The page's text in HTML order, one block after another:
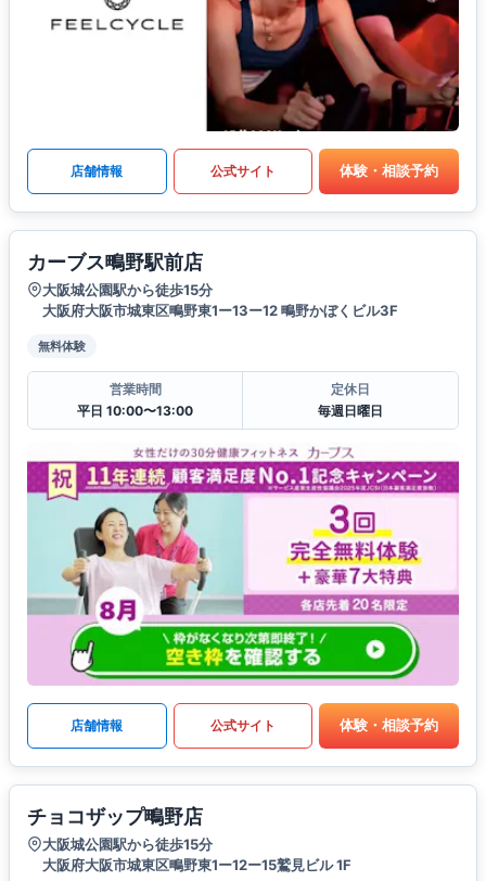
店舗情報 公式サイト 体験・相談予約
カーブス鴫野駅前店
大阪城公園駅から徒歩15分
大阪府大阪市城東区鴫野東1ー13ー12 鴫野かぼくビル3F
無料体験
営業時間
平日 10:00〜13:00
定休日
毎週日曜日
店舗情報 公式サイト 体験・相談予約
チョコザップ鴫野店
大阪城公園駅から徒歩15分
大阪府大阪市城東区鴫野東1ー12ー15鷲見ビル 1F